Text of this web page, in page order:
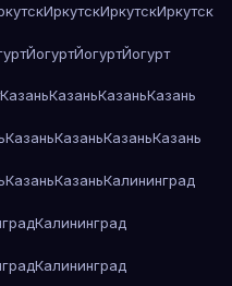
ИркутскИркутскИркутск
ЙогуртЙогуртЙогурт
КазаньКазаньКазаньКазань
КазаньКазаньКазаньКазань
КазаньКазаньКалининград
Калининград
Калининград